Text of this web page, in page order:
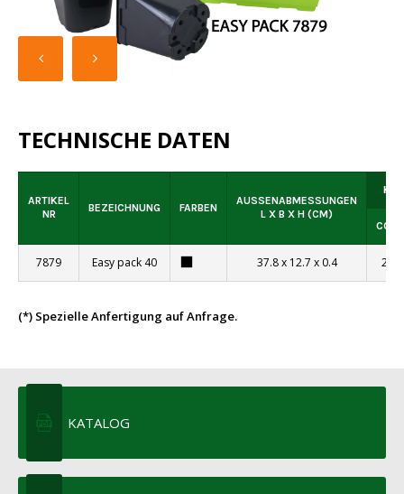
TECHNISCHE DATEN
ARTIKEL
NR
BEZEICHNUNG FARBEN
AUSSENABMESSUNGEN L
X B X H (CM)
7879 Easy pack 40 37.8 x 12.7 x 0.4
(*) Spezielle Anfertigung auf Anfrage.
KATALOG